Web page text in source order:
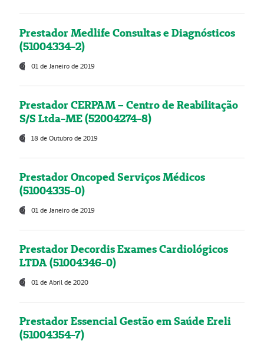
Prestador Medlife Consultas e Diagnósticos
(51004334-2)
01 de Janeiro de 2019
Prestador CERPAM – Centro de Reabilitação
S/S Ltda-ME (52004274-8)
18 de Outubro de 2019
Prestador Oncoped Serviços Médicos
(51004335-0)
01 de Janeiro de 2019
Prestador Decordis Exames Cardiológicos
LTDA (51004346-0)
01 de Abril de 2020
Prestador Essencial Gestão em Saúde Ereli
(51004354-7)